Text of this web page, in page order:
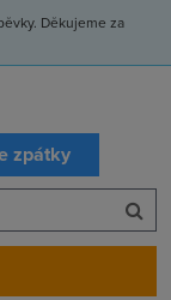
Děkujeme za
zpátky